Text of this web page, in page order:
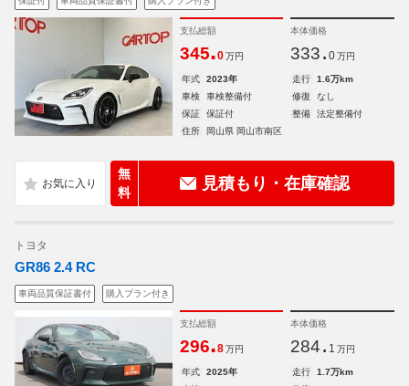
支払総額
345.0 万円
本体価格
333. 0 万円
年式 2023年 走行
1.6万km
車検
車検整備付 修復
なし
保証
保証付 整備
法定整備付
住所
岡山県 岡山市南区
無
料
見積もり・在庫確認
トヨタ
GR86 2.4 RC
車両品質保証書付 購入プラン付き
支払総額
296.8 万円
本体価格
284. 1 万円
年式 2025年 走行
1.7万km